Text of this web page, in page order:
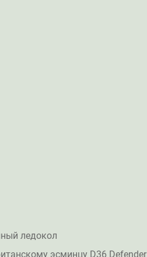
ледокол
эсминцу D36 Defender